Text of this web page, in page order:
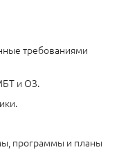
требованиями
и ОЗ.
программы и планы